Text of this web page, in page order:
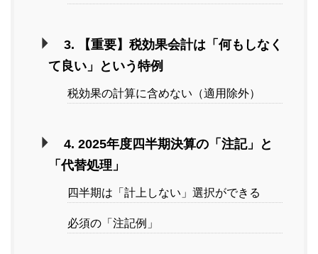
3. 【重要】税効果会計は「何もしなく
て良い」という特例
税効果の計算に含めない（適用除外）
4. 2025年度四半期決算の「注記」と
「代替処理」
四半期は「計上しない」選択ができる
必須の「注記例」